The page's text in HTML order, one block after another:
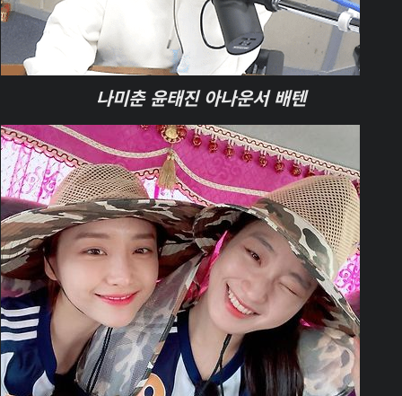
나미춘 윤태진 아나운서 배텐